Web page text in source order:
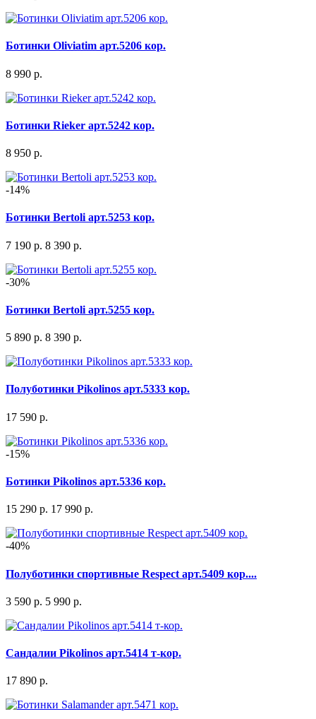
Ботинки Oliviatim арт.5206 кор.
8 990 р.
Ботинки Rieker арт.5242 кор.
8 950 р.
-14%
Ботинки Bertoli арт.5253 кор.
7 190 р. 8 390 р.
-30%
Ботинки Bertoli арт.5255 кор.
5 890 р. 8 390 р.
Полуботинки Pikolinos арт.5333 кор.
17 590 р.
-15%
Ботинки Pikolinos арт.5336 кор.
15 290 р. 17 990 р.
-40%
Полуботинки спортивные Respect арт.5409 кор....
3 590 р. 5 990 р.
Сандалии Pikolinos арт.5414 т-кор.
17 890 р.